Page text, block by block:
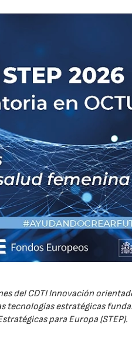
del CDTI Innovación
tecnologías estratégicas
para Europa (STEP).